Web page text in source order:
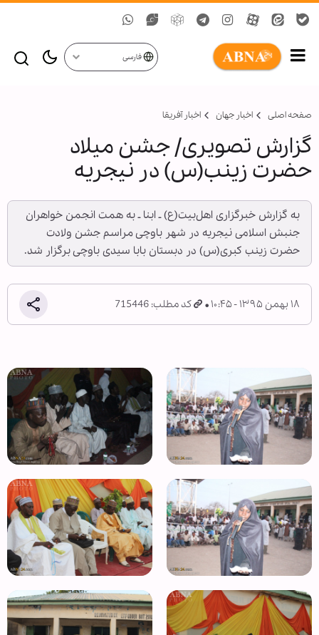
فارسی
صفحه اصلی اخبار جهان اخبار آفریقا
گزارش تصویری/ جشن میلاد
حضرت زینب(س) در نیجریه
به گزارش خبرگزاری اهل‌بیت(ع) ـ ابنا ـ به همت انجمن خواهران
جنبش اسلامی نیجریه در شهر باوچی مراسم جشن ولادت
حضرت زینب کبری(س) در دبستان بابا سیدی باوچی برگزار شد.
۱۸ بهمن ۱۳۹۵ - ۱۰:۴۵ کد مطلب: 715446